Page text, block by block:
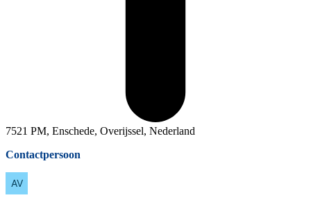
7521 PM, Enschede, Overijssel, Nederland
Contactpersoon